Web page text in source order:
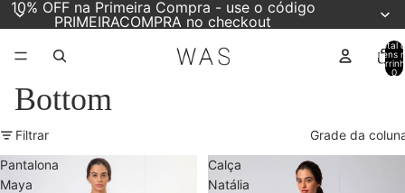
10% OFF na Primeira Compra - use o código
PRIMEIRACOMPRA no checkout
Total
itens
0
Bottom
Filtrar
Grade da
Pantalona
Maya
Calça
Natália